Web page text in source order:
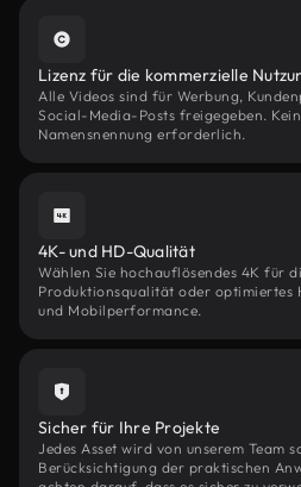
Lizenz für die kommerzielle
Alle Videos sind für Werbung,
Social-Media-Posts freigegeben.
Namensnennung erforderlich.
4K- und HD-Qualität
Wählen Sie hochauflösendes 4K für
Produktionsqualität oder optimiertes
und Mobilperformance.
Sicher für Ihre Projekte
Jedes Asset wird von unserem Team
Berücksichtigung der praktischen